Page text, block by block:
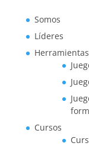
Somos
Líderes
Herramientas
Cursos